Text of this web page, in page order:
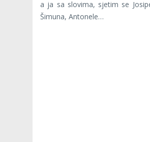
a ja sa slovima, sjetim se
Šimuna, Antonele…